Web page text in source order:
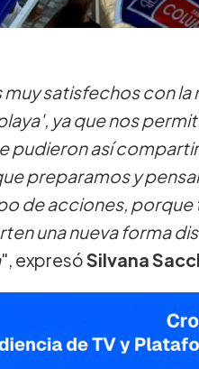
muy satisfechos con
ya que nos
pudieron así
preparamos y
de acciones,
una nueva forma
", expresóSilvana